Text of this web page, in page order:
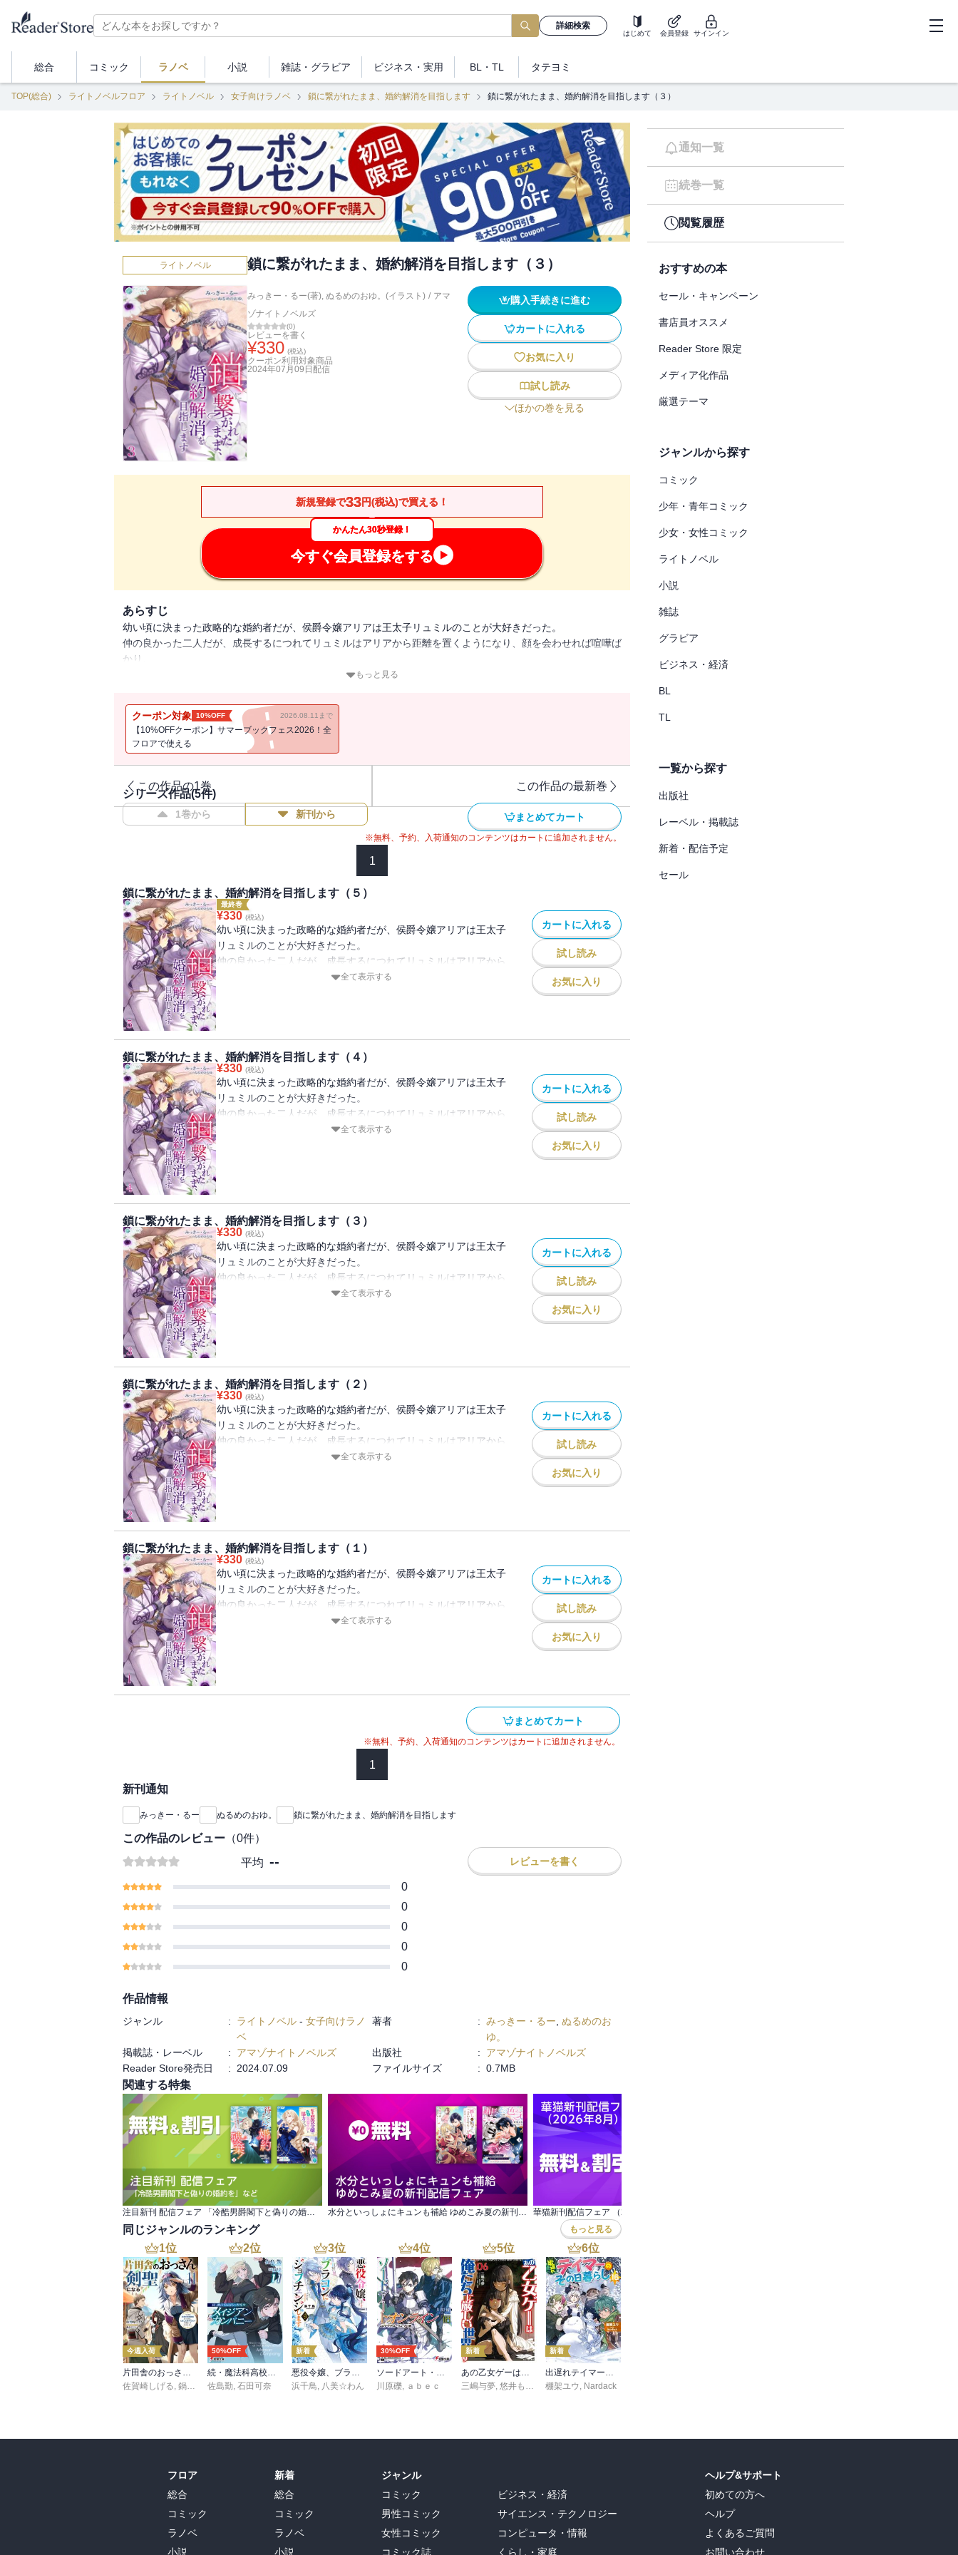
詳細検索
はじめて 会員登録 サインイン
総合 コミック ラノベ 小説 雑誌・ グラビア ビジネス ・実用 BL・TL タテヨミ
TOP(総合) ライトノベルフロア ライトノベル 女子向けラノベ 鎖に繋がれたまま、婚約解消を目指します 鎖に繋がれたまま、婚約解消を目指します（３）
ライトノベル 鎖に繋がれたまま、婚約解消を目指します（３）
みっきー・るー(著), ぬるめのおゆ。(イラスト) / アマ
ゾナイトノベルズ
(0)
レビューを書く
¥330 (税込)
クーポン利用対象商品
2024年07月09日 配信
購入手続きに進む
カートに入れる
お気に入り
試し読み
ほかの巻を見る
新規登録で33円(税込)で買える！
かんたん30秒登録！
今すぐ会員登録をする
あらすじ
幼い頃に決まった政略的な婚約者だが、侯爵令嬢アリアは王太子リュミルのことが大好きだった。
仲の良かった二人だが、成長するにつれてリュミルはアリアから距離を置くようになり、顔を会わせれば喧嘩ば
かり。
リュミルに嫌われているのだと落ちこみながらも思いを募らせていく。
アリアは憤慨し、とうとう婚約解消を告げるのだが、リュミルは「絶対に婚約解消はしない」と言い張る。
口論を続ける二人の姿に埒が明かないと思い至った、アリアの執事で魔法使いのアルジャンは、二人を魔法の鎖
で繋いでしまう。
その鎖は物理的に外すことも壊すこともできないが、１カ月たってもアリアの気持ちが変わらなければ婚約解消
を許可すると国王に言われた二人。
鎖に繋がれたままのアリアとリュミルは１カ月の間、寝食を含めたすべての行動を共にすること
に・・・・・・。
リュミルへの怒りでいっぱいのアリアだが、それでも傍にいるだけで好きな気持ちが溢れて止まらない。
他に好きな女性がいるくせに、婚約破棄を認めない頑固なリュミルの本当の気持ちとは・・・・・・。
『鎖に繋がれたまま、婚約解消を目指します（３）』には「第三章 鎖に繋がれたまま、おでかけです」（後
半）～「第四章 鎖に繋がれたままの日々は終わりました」までを収録
もっと見る
クーポン対象 10%OFF 2026.08.11まで
【10%OFFクーポン】サマーブックフェス2026！全
フロアで使える
この作品の1巻 この作品の最新巻
シリーズ作品(5件)
1巻から 新刊から まとめてカート
※無料、予約、入荷通知のコンテンツはカートに追加されません。
1
鎖に繋がれたまま、婚約解消を目指します（５）
最終巻
¥330 (税込)
幼い頃に決まった政略的な婚約者だが、侯爵令嬢アリアは王太子
リュミルのことが大好きだった。
仲の良かった二人だが、成長するにつれてリュミルはアリアから
距離を置くようになり、顔を会わせれば喧嘩ばかり。
する現場を偶然目撃してしまった。
アリアは憤慨し、とうとう婚約解消を告げるのだが、リュミルは
「絶対に婚約解消はしない」と言い張る。
口論を続ける二人の姿に埒が明かないと思い至った、アリアの執
事で魔法使いのアルジャンは、二人を魔法の鎖で繋いでしまう。
その鎖は物理的に外すことも壊すこともできないが、１カ月たっ
てもアリアの気持ちが変わらなければ婚約解消を許可すると国王
他に好きな女性がいるくせに、婚約破棄を認めない頑固なリュミ
ルの本当の気持ちとは・・・・・・。
『鎖に繋がれたまま、婚約解消を目指します（５）』には「第五
章 鎖で繋がれたままでいたい」（後半）～「書き下ろし番外
全て表示する
カートに入れる
試し読み
お気に入り
鎖に繋がれたまま、婚約解消を目指します（４）
¥330 (税込)
幼い頃に決まった政略的な婚約者だが、侯爵令嬢アリアは王太子
リュミルのことが大好きだった。
仲の良かった二人だが、成長するにつれてリュミルはアリアから
距離を置くようになり、顔を会わせれば喧嘩ばかり。
アリアは憤慨し、とうとう婚約解消を告げるのだが、リュミルは
「絶対に婚約解消はしない」と言い張る。
口論を続ける二人の姿に埒が明かないと思い至った、アリアの執
事で魔法使いのアルジャンは、二人を魔法の鎖で繋いでしまう。
その鎖は物理的に外すことも壊すこともできないが、１カ月たっ
けで好きな気持ちが溢れて止まらない。
他に好きな女性がいるくせに、婚約破棄を認めない頑固なリュミ
ルの本当の気持ちとは・・・・・・。
『鎖に繋がれたまま、婚約解消を目指します（４）』には「第五
章 鎖で繋がれたままでいたい」（前半）を収録
全て表示する
カートに入れる
試し読み
お気に入り
鎖に繋がれたまま、婚約解消を目指します（３）
¥330 (税込)
幼い頃に決まった政略的な婚約者だが、侯爵令嬢アリアは王太子
リュミルのことが大好きだった。
仲の良かった二人だが、成長するにつれてリュミルはアリアから
距離を置くようになり、顔を会わせれば喧嘩ばかり。
「絶対に婚約解消はしない」と言い張る。
口論を続ける二人の姿に埒が明かないと思い至った、アリアの執
事で魔法使いのアルジャンは、二人を魔法の鎖で繋いでしまう。
その鎖は物理的に外すことも壊すこともできないが、１カ月たっ
てもアリアの気持ちが変わらなければ婚約解消を許可すると国王
けで好きな気持ちが溢れて止まらない。
他に好きな女性がいるくせに、婚約破棄を認めない頑固なリュミ
ルの本当の気持ちとは・・・・・・。
『鎖に繋がれたまま、婚約解消を目指します（３）』には「第三
章 鎖に繋がれたまま、おでかけです」（後半）～「第四章 鎖
に繋がれたままの日々は終わりました」までを収録
全て表示する
カートに入れる
試し読み
お気に入り
鎖に繋がれたまま、婚約解消を目指します（２）
¥330 (税込)
幼い頃に決まった政略的な婚約者だが、侯爵令嬢アリアは王太子
リュミルのことが大好きだった。
仲の良かった二人だが、成長するにつれてリュミルはアリアから
距離を置くようになり、顔を会わせれば喧嘩ばかり。
アリアは憤慨し、とうとう婚約解消を告げるのだが、リュミルは
「絶対に婚約解消はしない」と言い張る。
口論を続ける二人の姿に埒が明かないと思い至った、アリアの執
事で魔法使いのアルジャンは、二人を魔法の鎖で繋いでしまう。
その鎖は物理的に外すことも壊すこともできないが、１カ月たっ
てもアリアの気持ちが変わらなければ婚約解消を許可すると国王
けで好きな気持ちが溢れて止まらない。
他に好きな女性がいるくせに、婚約破棄を認めない頑固なリュミ
章 鎖に繋がれたまま、揉めています」（後半）～「第三章 鎖
全て表示する
カートに入れる
試し読み
お気に入り
鎖に繋がれたまま、婚約解消を目指します（１）
¥330 (税込)
幼い頃に決まった政略的な婚約者だが、侯爵令嬢アリアは王太子
リュミルのことが大好きだった。
仲の良かった二人だが、成長するにつれてリュミルはアリアから
距離を置くようになり、顔を会わせれば喧嘩ばかり。
アリアは憤慨し、とうとう婚約解消を告げるのだが、リュミルは
口論を続ける二人の姿に埒が明かないと思い至った、アリアの執
事で魔法使いのアルジャンは、二人を魔法の鎖で繋いでしまう。
その鎖は物理的に外すことも壊すこともできないが、１カ月たっ
てもアリアの気持ちが変わらなければ婚約解消を許可すると国王
鎖に繋がれたままのアリアとリュミルは１カ月の間、寝食を含め
たすべての行動を共にすることに・・・・・・。
リュミルへの怒りでいっぱいのアリアだが、それでも傍にいるだ
けで好きな気持ちが溢れて止まらない。
他に好きな女性がいるくせに、婚約破棄を認めない頑固なリュミ
ルの本当の気持ちとは・・・・・・。
作者より
意地っ張りな二人が拗らせて、すれ違って、じれじれ揉めている
物語です。
章」～「第二章 鎖に繋がれたまま、揉めています」（前半）ま
全て表示する
カートに入れる
試し読み
お気に入り
まとめてカート
※無料、予約、入荷通知のコンテンツはカートに追加されません。
1
新刊通知
みっきー・るー ぬるめのおゆ。 鎖に繋がれたまま、婚約解消を目指します
この作品のレビュー （0件）
平均 -- レビューを書く
0
0
0
0
0
作品情報
ジャンル : ライトノベル - 女子向けラノ
ベ
著者 : みっきー・るー ぬるめのお
ゆ。
掲載誌・レーベル
: アマゾナイトノベルズ 出版社 :
アマゾナイトノベルズ
Reader Store発売日
: 2024.07.09 ファイルサイズ : 0.7MB
関連する特集
注目新刊 配信フェア 「冷酷男爵閣下と偽りの婚約を」など 水分といっしょにキュンも補給 ゆめこみ夏の新刊配信フェア 華猫新刊配信フェア （2026年8月）
同じジャンルのランキング もっと見る
1位
今週入荷
片田舎のおっさん、剣聖になる 11 ～ただの田舎の剣術師範だったのに、大成した弟子たちが俺を放ってくれない件～
佐賀崎しげる, 鍋島テツヒロ
2位
50%OFF
続・魔法科高校の劣等生 メイジアン・カンパニー(11)
佐島勤, 石田可奈
3位
新着
悪役令嬢、ブラコンにジョブチェンジします９【電子特典付き】
浜千鳥, 八美☆わん
4位
30%OFF
ソードアート・オンライン29 ユナイタル・リングVIII
川原礫, ａｂｅｃ
5位
新着
あの乙女ゲーは俺たちに厳しい世界です 6
三嶋与夢, 悠井もげ 孟達
6位
新着
出遅れテイマーのその日暮らし 16
棚架ユウ, Nardack
通知一覧
続巻一覧
閲覧履歴
おすすめの本
セール・キャンペーン
書店員オススメ
Reader Store 限定
メディア化作品
厳選テーマ
ジャンルから探す
コミック
少年・青年コミック
少女・女性コミック
ライトノベル
小説
雑誌
グラビア
ビジネス・経済
BL
TL
一覧から探す
出版社
レーベル・掲載誌
新着・配信予定
セール
フロア
総合
コミック
ラノベ
小説
新着
総合
コミック
ラノベ
小説
ジャンル
コミック
男性コミック
女性コミック
コミック誌
ビジネス・経済
サイエンス・テクノロジー
コンピュータ・情報
くらし・家庭
ヘルプ&サポート
初めての方へ
ヘルプ
よくあるご質問
お問い合わせ